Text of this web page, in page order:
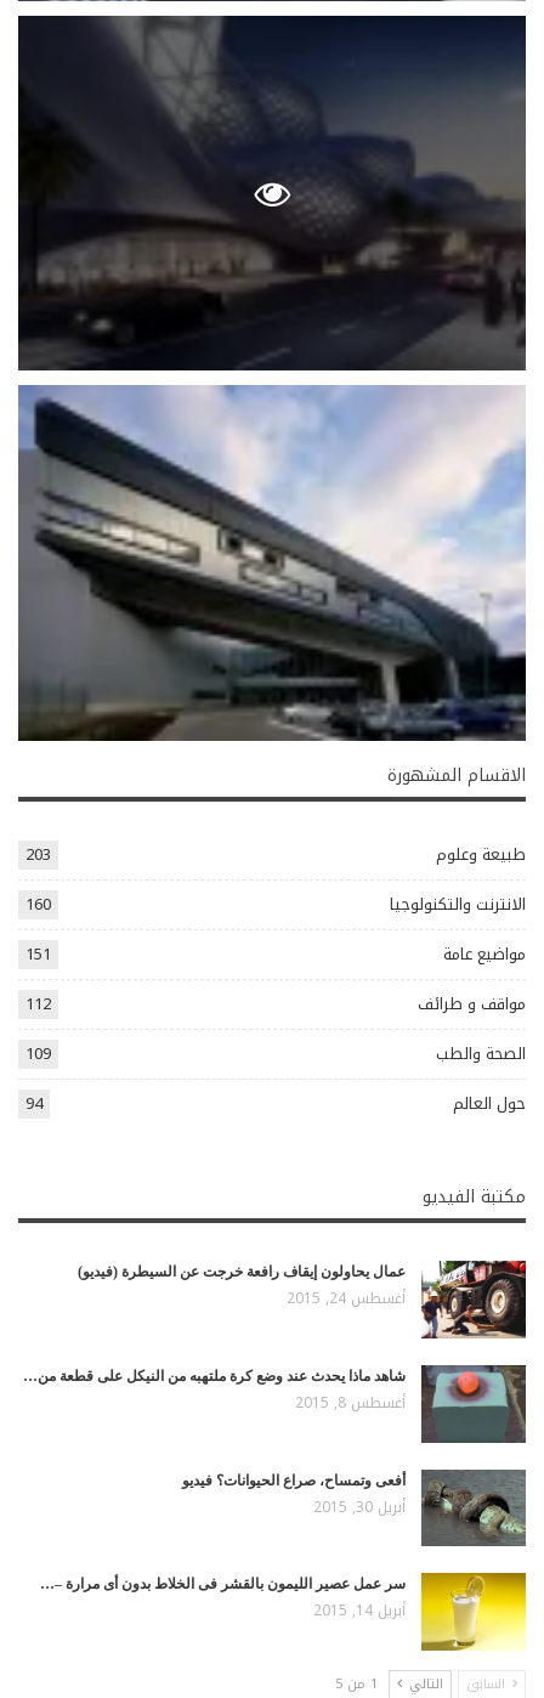
الاقسام المشهورة
طبيعة وعلوم
203
الانترنت والتكنولوجيا
160
مواضيع عامة
151
مواقف و طرائف
112
الصحة والطب
109
حول العالم
94
مكتبة الفيديو
عمال يحاولون إيقاف رافعة خرجت عن السيطرة (فيديو)
أغسطس 24, 2015
شاهد ماذا يحدث عند وضع كرة ملتهبه من النيكل على قطعة من…
أغسطس 8, 2015
أفعى وتمساح، صراع الحيوانات؟ فيديو
أبريل 30, 2015
سر عمل عصير الليمون بالقشر فى الخلاط بدون أى مرارة –…
أبريل 14, 2015
السابق التالي 1 من 5